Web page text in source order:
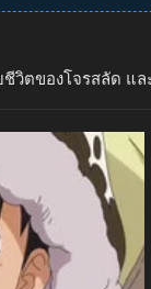
วิตของโจรสลัด แ